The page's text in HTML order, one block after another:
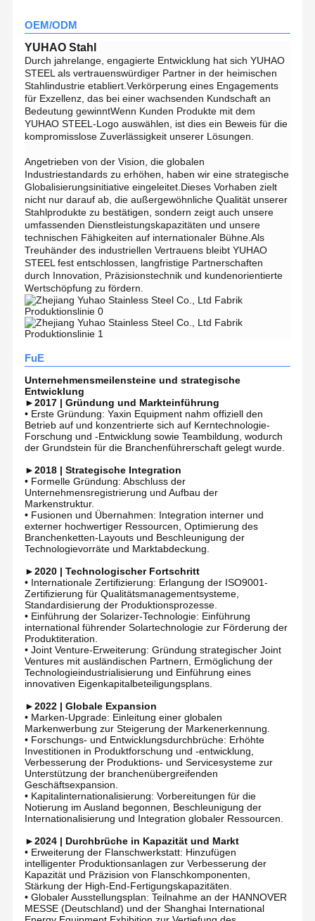
Fabrik Tour
Qualitätskont
Rolle
Kontakt Nachrichten
Alle Fälle
Rohrverbindungen aus Edelstahl
Rohrverbindungen aus rostfreiem Stahl
Edelstahl geschmiedete Fitting
Edelstahl-Flansche
Ventile aus Edelstahl
OEM/ODM
YUHAO Stahl
Durch jahrelange, engagierte Entwicklung hat sich YUHAO
STEEL als vertrauenswürdiger Partner in der heimischen
Stahlindustrie etabliert.Verkörperung eines Engagements
für Exzellenz, das bei einer wachsenden Kundschaft an
Bedeutung gewinntWenn Kunden Produkte mit dem
YUHAO STEEL-Logo auswählen, ist dies ein Beweis für die
kompromisslose Zuverlässigkeit unserer Lösungen.
Angetrieben von der Vision, die globalen
Industriestandards zu erhöhen, haben wir eine strategische
Globalisierungsinitiative eingeleitet.Dieses Vorhaben zielt
nicht nur darauf ab, die außergewöhnliche Qualität unserer
Stahlprodukte zu bestätigen, sondern zeigt auch unsere
umfassenden Dienstleistungskapazitäten und unsere
technischen Fähigkeiten auf internationaler Bühne.Als
Treuhänder des industriellen Vertrauens bleibt YUHAO
STEEL fest entschlossen, langfristige Partnerschaften
durch Innovation, Präzisionstechnik und kundenorientierte
Wertschöpfung zu fördern.
FuE
Unternehmensmeilensteine und strategische
Entwicklung
►2017 | Gründung und Markteinführung
• ​Erste Gründung: Yaxin Equipment nahm offiziell den
Betrieb auf und konzentrierte sich auf Kerntechnologie-
Forschung und -Entwicklung sowie Teambildung, wodurch
der Grundstein für die Branchenführerschaft gelegt wurde.
►2018 | Strategische Integration
• ​Formelle Gründung: Abschluss der
Unternehmensregistrierung und Aufbau der
Markenstruktur.
• ​Fusionen und Übernahmen: Integration interner und
externer hochwertiger Ressourcen, Optimierung des
Branchenketten-Layouts und Beschleunigung der
Technologievorräte und Marktabdeckung.
►2020 | Technologischer Fortschritt
•​ Internationale Zertifizierung: Erlangung der ISO9001-
Zertifizierung für Qualitätsmanagementsysteme,
Standardisierung der Produktionsprozesse.
•​ Einführung der Solarizer-Technologie: Einführung
international führender Solartechnologie zur Förderung der
Produktiteration.
• ​Joint Venture-Erweiterung: Gründung strategischer Joint
Ventures mit ausländischen Partnern, Ermöglichung der
Technologieindustrialisierung und Einführung eines
innovativen Eigenkapitalbeteiligungsplans.
►2022 | Globale Expansion
• ​Marken-Upgrade: Einleitung einer globalen
Markenwerbung zur Steigerung der Markenerkennung.
• ​Forschungs- und Entwicklungsdurchbrüche: Erhöhte
Investitionen in Produktforschung und -entwicklung,
Verbesserung der Produktions- und Servicesysteme zur
Unterstützung der branchenübergreifenden
Geschäftsexpansion.
• Kapitalinternationalisierung: Vorbereitungen für die
Notierung im Ausland begonnen, Beschleunigung der
Internationalisierung und Integration globaler Ressourcen.
►2024 | Durchbrüche in Kapazität und Markt
• ​Erweiterung der Flanschwerkstatt: Hinzufügen
intelligenter Produktionsanlagen zur Verbesserung der
Kapazität und Präzision von Flanschkomponenten,
Stärkung der High-End-Fertigungskapazitäten.
• ​Globaler Ausstellungsplan: Teilnahme an der HANNOVER
MESSE (Deutschland) und der Shanghai International
Yuhao Edelstahl: Ihr vertrauenswürdiger Partner für
Rohrverbindungen
Seit seiner Gründung im Jahr 2018 hat sich YuHao Stainless
Steel in seinem Engagement für Exzellenz festgehalten. Heute
sind wir ein spezialisierter Hersteller von industriellen
Rohrverbindungen,nahtlose Integration der Produktion, Vertrieb
und Service unter einem Dach.
Strategische Lage und industrielle Ressourcen
In Longwan, Wenzhou, Chinas berühmter "Stahlstadt", nutzt
Yuhao unvergleichliche industrielle Ressourcen, um hochwertige
Edelstahlprodukte zu liefern.
¢Seichtlose Rohre aus Edelstahl
Rohrverbindungen aus Edelstahl
Flächen aus Edelstahl
¢Rohr aus Edelstahl
¢Rohrverbindungen aus rostfreiem Stahl
Rohrverbindungen aus rostfreiem Stahl
- Schweißrohre aus Edelstahl
¥Stahlfolie aus Edelstahl
¥Rostfreies Stahlventil
Rohrverbindungen aus Edelstahl für sanitäre Zwecke
Diese Produkte werden in Industriezweigen wie Öl, Pharma,
Metallurgie, Chemie, Stromerzeugung und Wasseraufbereitung
weit verbreitet.
Bei YuHao steht Qualität im Mittelpunkt unseres Handelns. Wir
halten uns an das Qualitätsmanagementsystem ISO9001 und
besitzen renommierte Zertifizierungen, darunter:
¢TS Lizenz für die Herstellung von Spezialgeräten
EU-PED-Zertifizierung
Jeder Prozess und jede Inspektion spiegelt unser unermüdliches
Streben nach Perfektion wider, um sicherzustellen, dass unsere
Produkte den höchsten globalen Standards entsprechen.